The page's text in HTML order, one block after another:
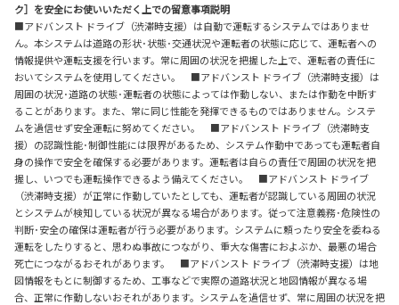
ク］を安全にお使いいただく上での留意事項説明
■アドバンスト ドライブ（渋滞時支援）は自動で運転するシステムではありませ
ん。本システムは道路の形状･状態･交通状況や運転者の状態に応じて、運転者への
情報提供や運転支援を行います。常に周囲の状況を把握した上で、運転者の責任に
おいてシステムを使用してください。 ■アドバンスト ドライブ（渋滞時支援）は
周囲の状況･道路の状態･運転者の状態によっては作動しない、または作動を中断す
ることがあります。また、常に同じ性能を発揮できるものではありません。システ
ムを過信せず安全運転に努めてください。 ■アドバンスト ドライブ（渋滞時支
援）の認識性能･制御性能には限界があるため、システム作動中であっても運転者自
身の操作で安全を確保する必要があります。運転者は自らの責任で周囲の状況を把
握し、いつでも運転操作できるよう備えてください。 ■アドバンスト ドライブ
（渋滞時支援）が正常に作動していたとしても、運転者が認識している周囲の状況
とシステムが検知している状況が異なる場合があります。従って注意義務･危険性の
判断･安全の確保は運転者が行う必要があります。システムに頼ったり安全を委ねる
運転をしたりすると、思わぬ事故につながり、重大な傷害におよぶか、最悪の場合
死亡につながるおそれがあります。 ■アドバンスト ドライブ（渋滞時支援）は地
図情報をもとに制御するため、工事などで実際の道路状況と地図情報が異なる場
合、正常に作動しないおそれがあります。システムを過信せず、常に周囲の状況を把